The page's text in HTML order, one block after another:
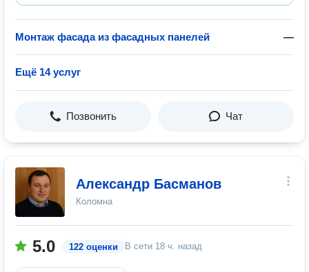
Монтаж фасада из фасадных панелей —
Ещё 14 услуг
Позвонить Чат
Александр Басманов
Коломна
5.0 122 оценки В сети 18 ч. назад